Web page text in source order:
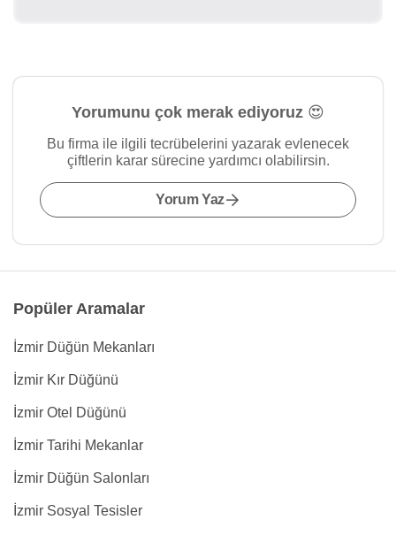
Yorumunu çok merak ediyoruz 😍
Bu firma ile ilgili tecrübelerini yazarak evlenecek
çiftlerin karar sürecine yardımcı olabilirsin.
Yorum Yaz
Popüler Aramalar
İzmir Düğün Mekanları
İzmir Kır Düğünü
İzmir Otel Düğünü
İzmir Tarihi Mekanlar
İzmir Düğün Salonları
İzmir Sosyal Tesisler